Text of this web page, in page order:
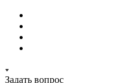
Задать вопрос